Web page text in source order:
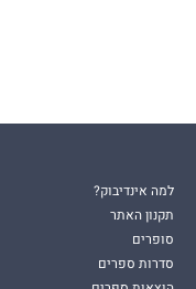
למה אינדיבוק?
תקנון האתר
סופרים
סדרות ספרים